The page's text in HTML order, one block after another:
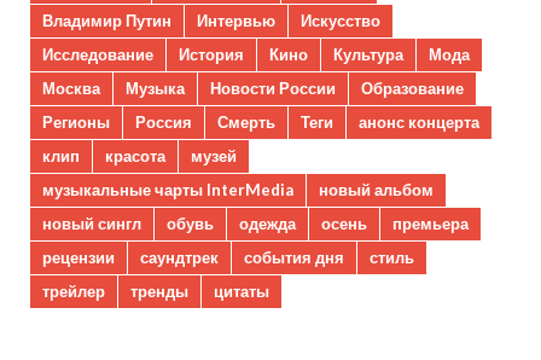
Владимир Путин
Интервью
Искусство
Исследование
История Кино Культура
Мода
Москва
Музыка Новости России
Образование
Регионы
Россия Смерть Теги
анонс концерта
клип
красота
музей
музыкальные чарты InterMedia
новый альбом
новый сингл
обувь одежда осень
премьера
рецензии
саундтрек события дня
стиль
трейлер
тренды цитаты